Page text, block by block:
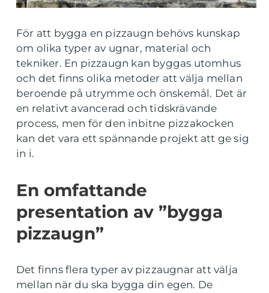
För att bygga en pizzaugn behövs kunskap
om olika typer av ugnar, material och
tekniker. En pizzaugn kan byggas utomhus
och det finns olika metoder att välja mellan
beroende på utrymme och önskemål. Det är
en relativt avancerad och tidskrävande
process, men för den inbitne pizzakocken
kan det vara ett spännande projekt att ge sig
in i.
En omfattande
presentation av ”bygga
pizzaugn”
Det finns flera typer av pizzaugnar att välja
mellan när du ska bygga din egen. De